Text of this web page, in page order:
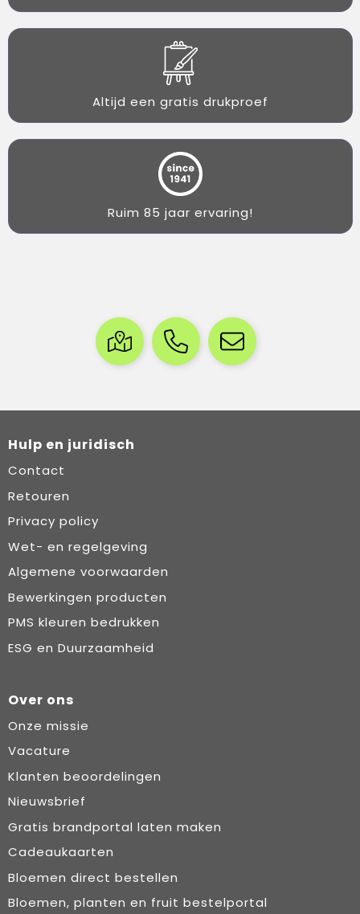
Altijd een gratis drukproef
Ruim 85 jaar ervaring!
Hulp en juridisch
Contact
Retouren
Privacy policy
Wet- en regelgeving
Algemene voorwaarden
Bewerkingen producten
PMS kleuren bedrukken
ESG en Duurzaamheid
Over ons
Onze missie
Vacature
Klanten beoordelingen
Nieuwsbrief
Gratis brandportal laten maken
Cadeaukaarten
Bloemen direct bestellen
Bloemen, planten en fruit bestelportal